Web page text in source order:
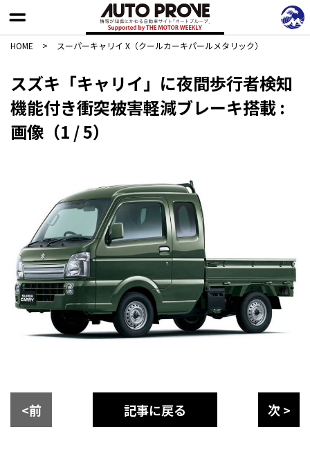
HOME > スーパーキャリイ X（クールカーキパールメタリック）
スズキ「キャリイ」に夜間歩行者検知
機能付き衝突被害軽減ブレーキ搭載 :
画像（1 / 5）
<前 記事に戻る 次 >